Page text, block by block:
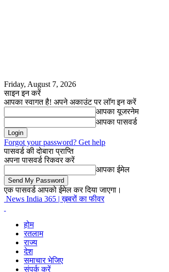
Friday, August 7, 2026
साइन इन करें
आपका स्वागत है! अपने अकाउंट पर लॉग इन करें
आपका यूजरनेम
आपका पासवर्ड
Forgot your password? Get help
पासवर्ड की दोबारा प्राप्ति
अपना पासवर्ड रिकवर करें
आपका ईमेल
एक पासवर्ड आपको ईमेल कर दिया जाएगा।
News India 365 | ख़बरों का फीवर
होम
रतलाम
राज्य
देश
समाचार भेजिए
संपर्क करें